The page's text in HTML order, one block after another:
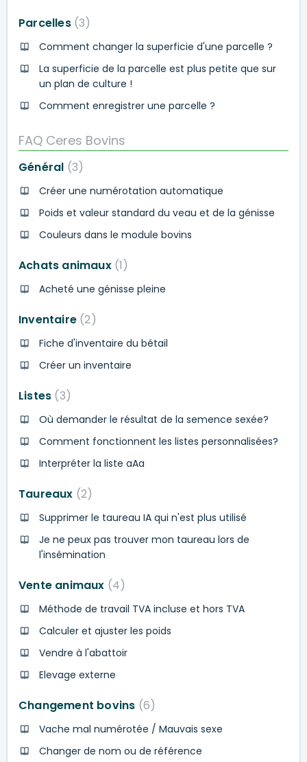
Parcelles 3
Comment changer la superficie d'une parcelle ?
La superficie de la parcelle est plus petite que sur
un plan de culture !
Comment enregistrer une parcelle ?
FAQ Ceres Bovins
Général 3
Créer une numérotation automatique
Poids et valeur standard du veau et de la génisse
Couleurs dans le module bovins
Achats animaux 1
Acheté une génisse pleine
Inventaire 2
Fiche d'inventaire du bétail
Créer un inventaire
Listes 3
Où demander le résultat de la semence sexée?
Comment fonctionnent les listes personnalisées?
Interpréter la liste aAa
Taureaux 2
Supprimer le taureau IA qui n'est plus utilisé
Je ne peux pas trouver mon taureau lors de
l'insémination
Vente animaux 4
Méthode de travail TVA incluse et hors TVA
Calculer et ajuster les poids
Vendre à l'abattoir
Elevage externe
Changement bovins 6
Vache mal numérotée / Mauvais sexe
Changer de nom ou de référence